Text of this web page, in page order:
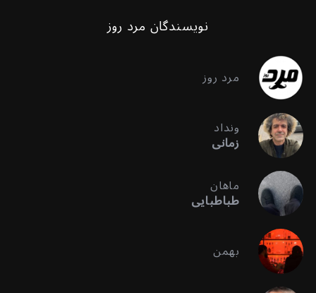
نویسندگان مرد روز
مرد روز
ونداد
زمانی
ماهان
طباطبایی
بهمن